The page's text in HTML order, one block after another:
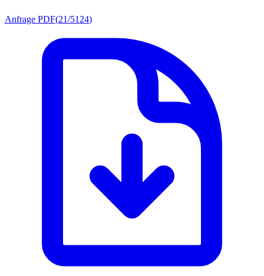
Anfrage PDF(21/5124)